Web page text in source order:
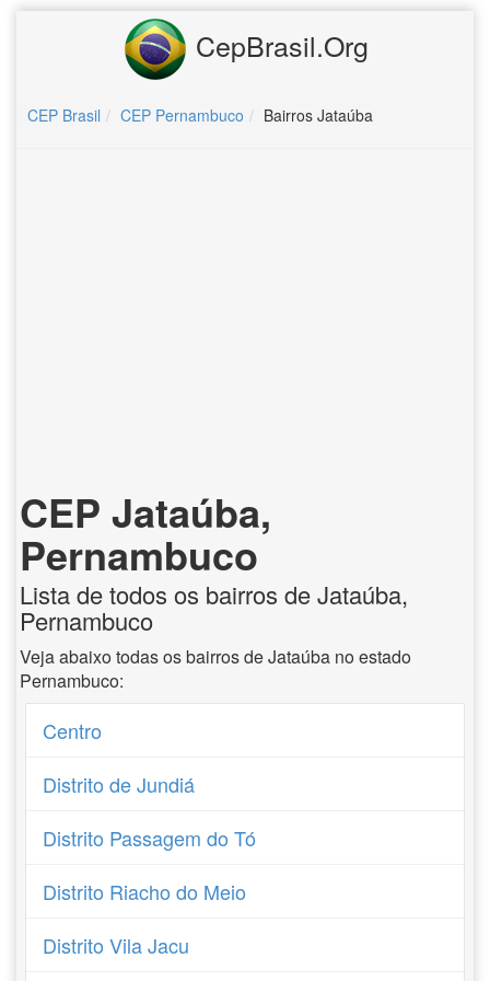
CepBrasil.Org
CEP Brasil CEP Pernambuco Bairros Jataúba
CEP Jataúba,
Pernambuco
Lista de todos os bairros de Jataúba,
Pernambuco
Veja abaixo todas os bairros de Jataúba no estado
Pernambuco:
Centro
Distrito de Jundiá
Distrito Passagem do Tó
Distrito Riacho do Meio
Distrito Vila Jacu